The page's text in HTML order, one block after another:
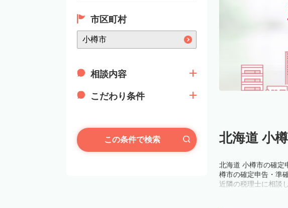
市区町村
相談内容
こだわり条件
この条件で検索 北海道 小
北海道 小樽市の確定
樽市の確定申告・準
近隣の税理士に相談